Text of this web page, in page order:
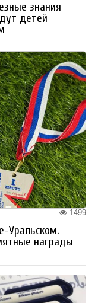
знания
детей
1499
Уральском.
награды